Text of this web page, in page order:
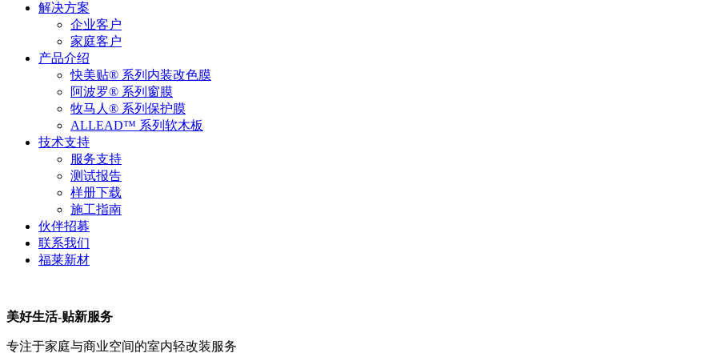
解决方案
企业客户
家庭客户
产品介绍
快美贴® 系列内装改色膜
阿波罗® 系列窗膜
牧马人® 系列保护膜
ALLEAD™ 系列软木板
技术支持
服务支持
测试报告
样册下载
施工指南
伙伴招募
联系我们
福莱新材
美好生活-贴新服务
专注于家庭与商业空间的室内轻改装服务